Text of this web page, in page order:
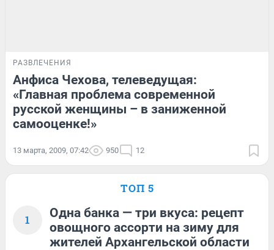
РАЗВЛЕЧЕНИЯ
Анфиса Чехова, телеведущая:
«Главная проблема современной
русской женщины – в заниженной
самооценке!»
13 марта, 2009, 07:42 950 12
ТОП 5
1
Одна банка — три вкуса: рецепт
овощного ассорти на зиму для
жителей Архангельской области